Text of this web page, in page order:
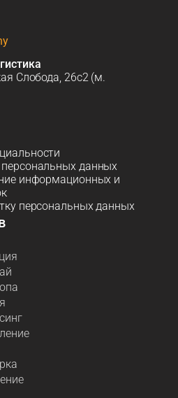
Слобода, 26с2 (м.
данных
информационных и
персональных данных